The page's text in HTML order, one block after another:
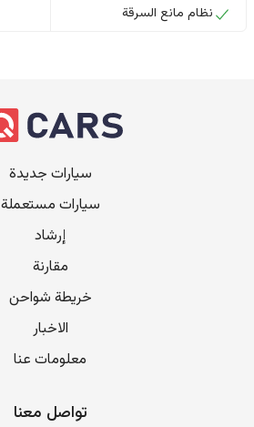
نظام مانع السرقة
سيارات جديدة
سيارات مستعملة
إرشاد
مقارنة
خريطة شواحن
الاخبار
معلومات عنا
تواصل معنا